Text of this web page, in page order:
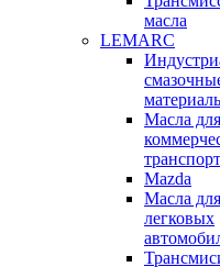
масла
LEMARC
Масла для
Mazda
Масла для
легковых